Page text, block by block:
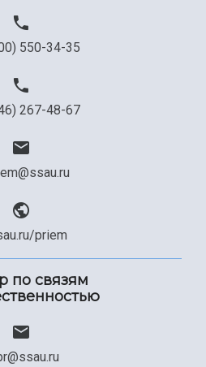
550-34-35
267-48-67
priem
по связям